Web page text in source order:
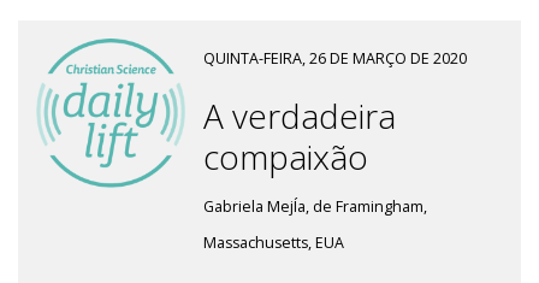
QUINTA-FEIRA, 26 DE MARÇO DE 2020
A verdadeira
compaixão
Gabriela MejÍa, de Framingham,
Massachusetts, EUA